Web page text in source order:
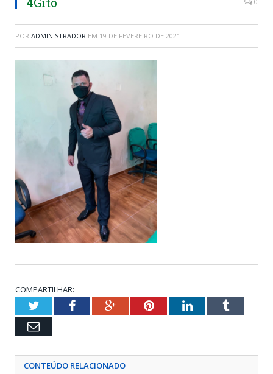
POR ADMINISTRADOR EM 19 DE FEVEREIRO DE 2021
COMPARTILHAR:
TwitterFacebookGoogle+PinterestLinkedInTumblr
Email
CONTEÚDO RELACIONADO